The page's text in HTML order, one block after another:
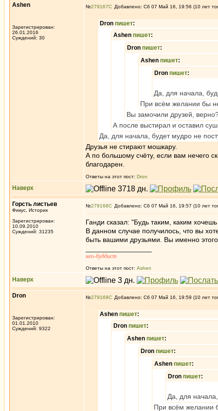
Ashen
Зарегистрирован:
26.01.2016
Суждений: 30
№279167 Добавлено: Сб 07 Май 16, 19:56 (10 лет
Dron пишет:
Ashen пишет:
Dron пишет:
Ashen пишет:
Dron пишет:
Да, для начала,
При всём желании бы
Вы замочили друзей,
А после выстирал и оставил
Да, для начала, будет мудро не
Друзья не стирают мошкару.
А по большому счёту, если вам нечего
благодарен.
Ответы на этот пост: Dron
Наверх
Горсть листьев
Фикус, Историк
Зарегистрирован:
10.09.2010
Суждений: 31235
№279168 Добавлено: Сб 07 Май 16, 19:57 (10 лет
Ганди сказал: "Будь таким, каким хочешь
В данном случае получилось, что вы
быть вашими друзьями. Вы именно
нео-буддист
Ответы на этот пост: Ashen
Наверх
Dron
Зарегистрирован:
01.01.2010
Суждений: 9322
№279169 Добавлено: Сб 07 Май 16, 19:59 (10 лет
Ashen пишет:
Dron пишет:
Ashen пишет:
Dron пишет:
Ashen пишет:
Dron пишет:
Да, для
При всём желании